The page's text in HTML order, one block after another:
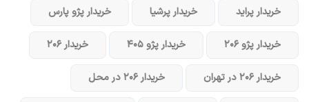
خریدار پراید خریدار پرشیا خریدار پژو پارس
خریدار پژو ۲۰۶ خریدار پژو ۴۰۵ خریدار ۲۰۶
خریدار ۲۰۶ در تهران خریدار ۲۰۶ در محل